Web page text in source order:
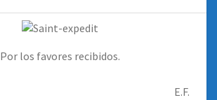
Por los favores recibidos.
E.F.